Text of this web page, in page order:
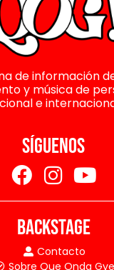
de información
y música de
e
SÍGUENOS
BACKSTAGE
Contacto
Sobre Que Onda Gye